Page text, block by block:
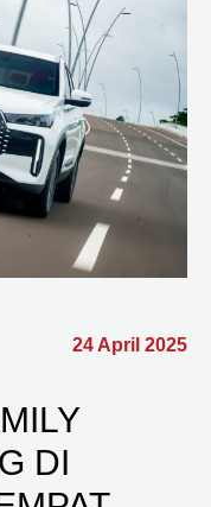
24 April 2025
DI